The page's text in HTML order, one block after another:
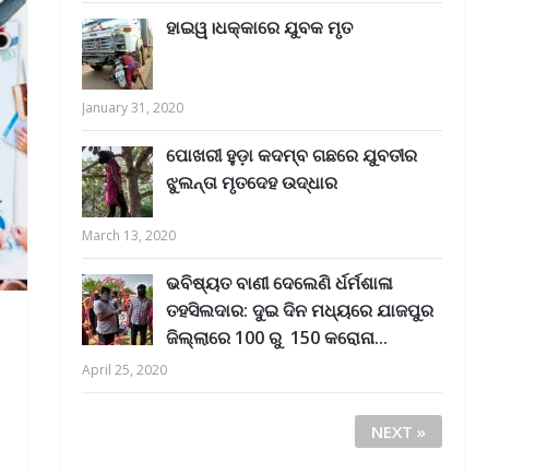
ହାଇୱ।ଧକ୍କାରେ ଯୁବକ ମୃତ
January 31, 2020
ପୋଖରୀ ହୁଡ଼ା କଦମ୍ବ ଗଛରେ ଯୁବତୀର
ଝୁଲନ୍ତା ମୃତଦେହ ଉଦ୍ଧାର
March 13, 2020
ଭବିଷ୍ୟତ ବାଣୀ ଦେଲେଣି ର୍ଧର୍ମଶାଳା
ତହସିଲଦାର: ଦୁଇ ଦିନ ମଧ୍ୟରେ ଯାଜପୁର
ଜିଲ୍ଲାରେ 100 ରୁ 150 କରୋନା...
April 25, 2020
NEXT »